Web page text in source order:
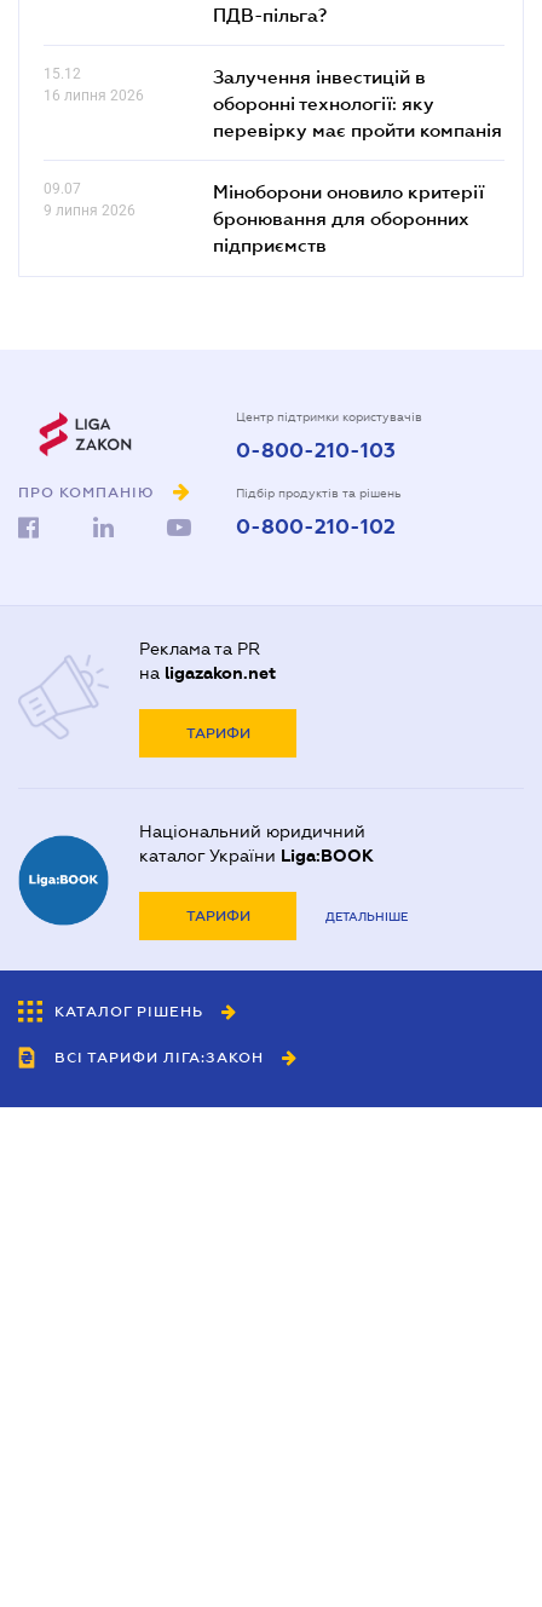
ПДВ-пільга?
15.12
16 липня 2026
Залучення інвестицій в
оборонні технології: яку
перевірку має пройти компанія
09.07
9 липня 2026
Міноборони оновило критерії
бронювання для оборонних
підприємств
ПРО КОМПАНІЮ
Центр підтримки користувачів
0-800-210-103
Підбір продуктів та рішень
0-800-210-102
Реклама та PR
на ligazakon.net
ТАРИФИ
Національний юридичний
каталог України Liga:BOOK
ТАРИФИ ДЕТАЛЬНІШЕ
КАТАЛОГ РІШЕНЬ
ВСІ ТАРИФИ ЛІГА:ЗАКОН